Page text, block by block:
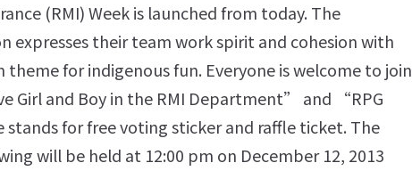
(RMI) Week is launched from today. The
expresses their team work spirit and cohesion with
for indigenous fun. Everyone is welcome to join
Girl and Boy in the RMI Department” and “RPG
for free voting sticker and raffle ticket. The
will be held at 12:00 pm on December 12, 2013